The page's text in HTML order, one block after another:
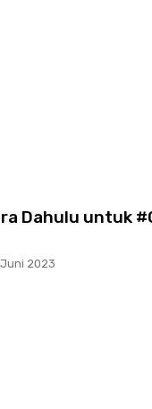
Dahulu untuk
2023